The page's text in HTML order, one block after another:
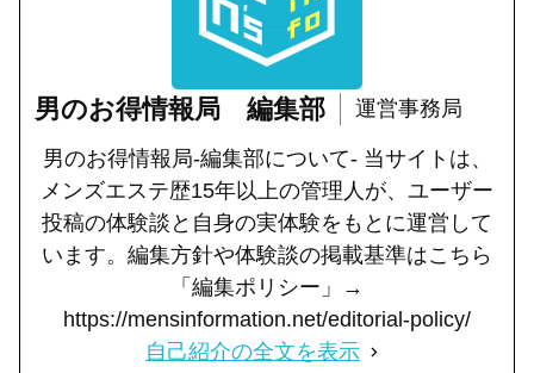
男のお得情報局 編集部 運営事務局
男のお得情報局-編集部について- 当サイトは、
メンズエステ歴15年以上の管理人が、ユーザー
投稿の体験談と自身の実体験をもとに運営して
います。編集方針や体験談の掲載基準はこちら
「編集ポリシー」→
https://mensinformation.net/editorial-policy/
自己紹介の全文を表示